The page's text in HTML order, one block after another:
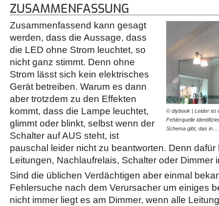
ZUSAMMENFASSUNG
© diybook | Leider ist
Fehlerquelle
Schema gibt, das in…
Zusammenfassend kann gesagt
werden, dass die Aussage, dass
die LED ohne Strom leuchtet, so
nicht ganz stimmt. Denn ohne
Strom lässt sich kein elektrisches
Gerät betreiben. Warum es dann
aber trotzdem zu den Effekten
kommt, dass die Lampe leuchtet,
glimmt oder blinkt, selbst wenn der
Schalter auf AUS steht, ist
pauschal leider nicht zu beantworten. Denn
Leitungen, Nachlaufrelais, Schalter oder Dimmer
Sind die üblichen Verdächtigen aber einmal
Fehlersuche nach dem Verursacher um einiges
nicht immer liegt es am Dimmer, wenn alle